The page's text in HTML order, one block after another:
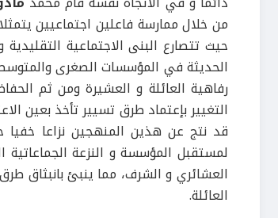
من خلال ممارسة فاعلين اجتماعيين
حيث تتصارع البنى الاجتماعية
الحديثة في المؤسسات الصغرى
رفاهية العائلة و العشيرة ومن ثم
التغيير بإعتماد طرق تسيير تأخذ بعين
قد نتج عن هذين المنهجين نزاعا خفيا
لمستقبل المؤسسة و النزعة الجماعاتية
العشائري و الشرف، مما ينبئ بانبثاق
العائلة.